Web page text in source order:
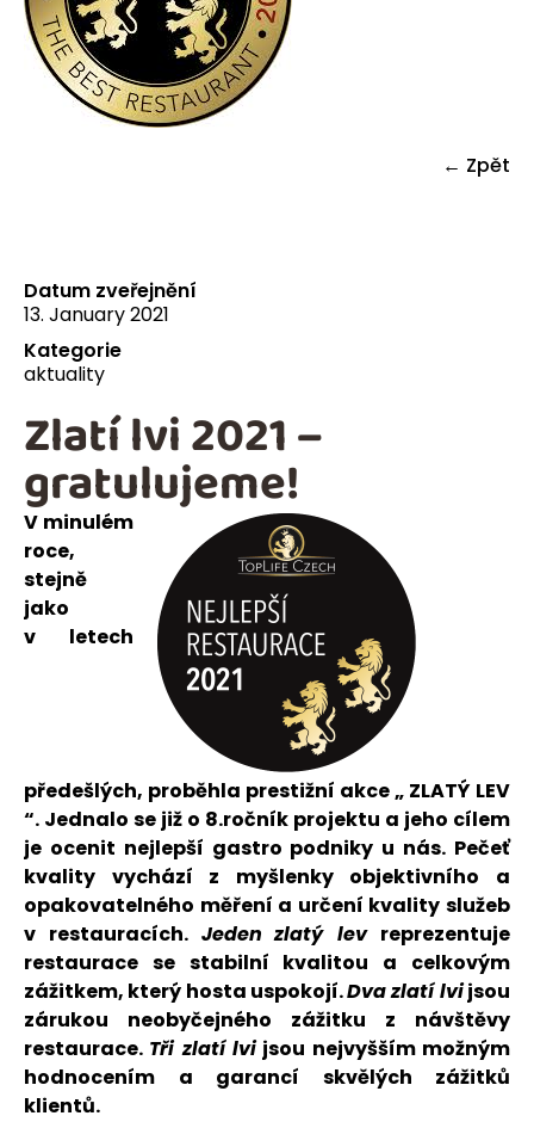
← Zpět
Datum zveřejnění
13. January 2021
Kategorie
aktuality
V minulém
roce,
stejně
jako
v letech
předešlých, proběhla prestižní akce „ ZLATÝ LEV
“. Jednalo se již o 8.ročník projektu a jeho cílem
je ocenit nejlepší gastro podniky u nás. Pečeť
kvality vychází z myšlenky objektivního a
opakovatelného měření a určení kvality služeb
v restauracích. Jeden zlatý levreprezentuje
restaurace se stabilní kvalitou a celkovým
zážitkem, který hosta uspokojí.Dva zlatí lvijsou
zárukou neobyčejného zážitku z návštěvy
restaurace. Tři zlatí lvijsou nejvyšším možným
hodnocením a garancí skvělých zážitků
klientů.
Zlatí lvi 2021 –
gratulujeme!